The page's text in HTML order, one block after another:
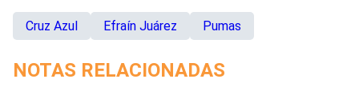
Cruz Azul Efraín Juárez Pumas
NOTAS RELACIONADAS